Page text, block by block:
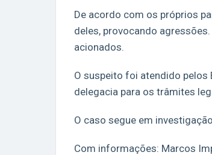
De acordo com os próprios
deles, provocando
acionados.
O suspeito foi atendido pelos
delegacia para os trâmites
O caso segue em
Com informações: Marcos